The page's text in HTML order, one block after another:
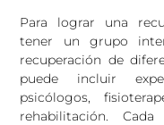
Para lograr una
tener un grupo
recuperación de
puede incluir
psicólogos,
rehabilitación.